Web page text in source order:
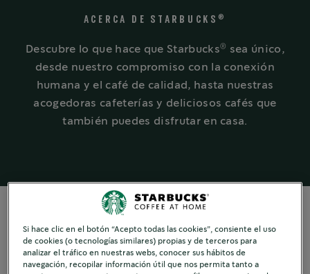
ACERCA DE STARBUCKS ®
Descubre lo que hace que Starbucks®
sea único,
desde nuestro compromiso con la conexión
humana y el café de calidad, hasta nuestras
acogedoras cafeterías y deliciosos cafés que
también puedes disfrutar en casa.
HISTORIA DE STARBUCKS ®
Si hace clic en el botón “Acepto todas las cookies”, consiente el uso
de cookies (o tecnologías similares) propias y de terceros para
analizar el tráfico en nuestras webs, conocer sus hábitos de
navegación, recopilar información útil que nos permita tanto a